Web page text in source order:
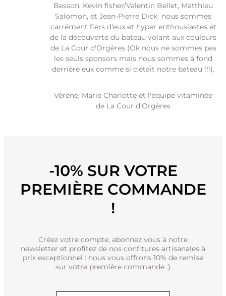
Besson, Kevin fisher/Valentin Bellet, Matthieu
Salomon, et Jean-Pierre Dick nous sommes
carrément fiers d'eux et hyper enthousiastes et
de la découverte du bateau volant aux couleurs
de La Cour d'Orgères (Ok nous ne sommes pas
les seuls sponsors mais nous sommes à fond
derrière eux comme si c’était notre bateau !!!).
Vérène, Marie Charlotte et l'équipe vitaminée
de La Cour d'Orgères
-10% SUR VOTRE
PREMIÈRE COMMANDE
!
Créez votre compte, abonnez vous à notre
newsletter et profitez de nos confitures artisanales à
prix exceptionnel : nous vous offrons 10% de remise
sur votre première commande :)